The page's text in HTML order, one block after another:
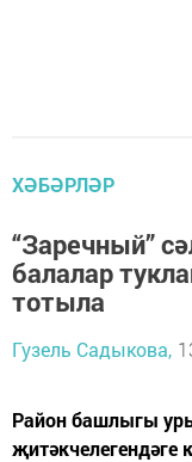
ХӘБӘРЛӘР
“Заречный”
балалар
тотыла
Гузель Садыкова,
​​​​​​​Район башлыгы
җитәкчелегендәге